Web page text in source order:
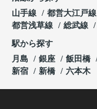
山手線
都営大江戸線
都営浅草線
総武線
駅から探す
月島
銀座 飯田橋
新宿
新橋 六本木